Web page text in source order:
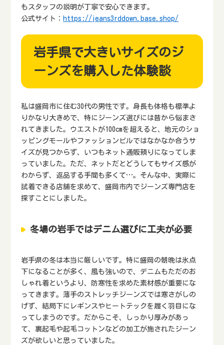
もスタッフの説明が丁寧で安心できます。
公式サイト： https://jeans3rddown.base.shop/
岩手県で大きいサイズのジ
ーンズを購入した体験談
私は盛岡市に住む30代の男性です。身長も体格も標準よ
りかなり大きめで、特にジーンズ選びには昔から悩まさ
れてきました。ウエストが100cmを超えると、地元のショ
ッピングモールやファッションビルではなかなか合うサ
イズが見つからず、いつもネット通販頼りになってしま
っていました。ただ、ネットだとどうしてもサイズ感が
わからず、返品する手間も多くて…。そんな中、実際に
試着できる店舗を求めて、盛岡市内でジーンズ専門店を
探すことにしました。
冬場の岩手ではデニム選びに工夫が必要
岩手県の冬は本当に厳しいです。特に盛岡の朝晩は氷点
下になることが多く、風も強いので、デニムもただのお
しゃれ着というより、防寒性を求めた素材感が重要にな
ってきます。薄手のストレッチジーンズでは寒さがしの
げず、結局下にレギンスやヒートテックを履く羽目にな
ってしまうのです。だからこそ、しっかり厚みがあっ
て、裏起毛や起毛コットンなどの加工が施されたジーン
ズが欲しいと思っていました。